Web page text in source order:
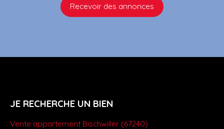
Recevoir des annonces
JE RECHERCHE UN BIEN
Vente appartement Bischwiller (67240)